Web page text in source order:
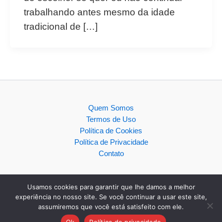
trabalhando antes mesmo da idade
tradicional de […]
Quem Somos
Termos de Uso
Política de Cookies
Política de Privacidade
Contato
Copyright © 2026
Usamos cookies para garantir que lhe damos a melhor
experiência no nosso site. Se você continuar a usar este site,
assumiremos que você está satisfeito com ele.